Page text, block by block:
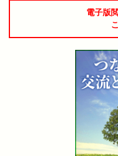
電子版